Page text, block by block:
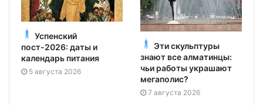
Успенский
пост-2026: даты и
календарь питания
5 августа 2026
Эти скульптуры
знают все алматинцы:
чьи работы украшают
мегаполис?
7 августа 2026